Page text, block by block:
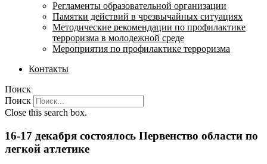
Регламенты образовательной организации
Памятки действий в чрезвычайных ситуациях
Методические рекомендации по профилактике
терроризма в молодежной среде
Мероприятия по профилактике терроризма
Контакты
Поиск
Поиск
Close this search box.
16-17 декабря состоялось Первенство области по
легкой атлетике